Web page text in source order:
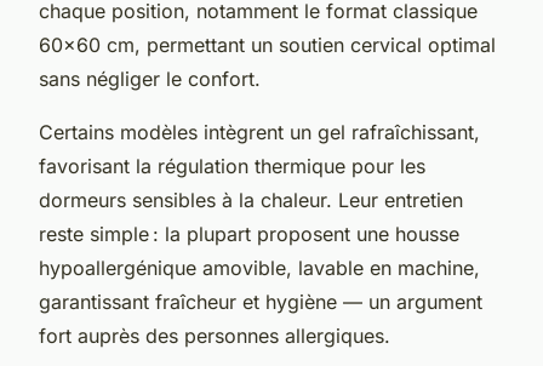
chaque position, notamment le format classique
60x60 cm, permettant un soutien cervical optimal
sans négliger le confort.
Certains modèles intègrent un gel rafraîchissant,
favorisant la régulation thermique pour les
dormeurs sensibles à la chaleur. Leur entretien
reste simple : la plupart proposent une housse
hypoallergénique amovible, lavable en machine,
garantissant fraîcheur et hygiène — un argument
fort auprès des personnes allergiques.